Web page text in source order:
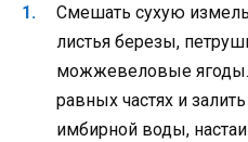
Смешать сухую
листья березы,
можжевеловые
равных частях и
имбирной воды,